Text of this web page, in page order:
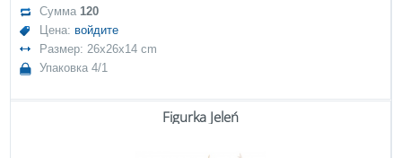
Сумма120
Цена: войдите
Размер: 26x26x14 cm
Упаковка 4/1
Figurka Jeleń